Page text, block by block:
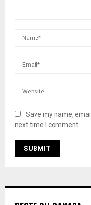
Save my name,
next time I comment.